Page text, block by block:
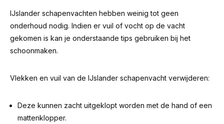
IJslander schapenvachten hebben weinig tot geen
onderhoud nodig. Indien er vuil of vocht op de vacht
gekomen is kan je onderstaande tips gebruiken bij het
schoonmaken.
Vlekken en vuil van de IJslander schapenvacht verwijderen:
Deze kunnen zacht uitgeklopt worden met de hand of een
mattenklopper.